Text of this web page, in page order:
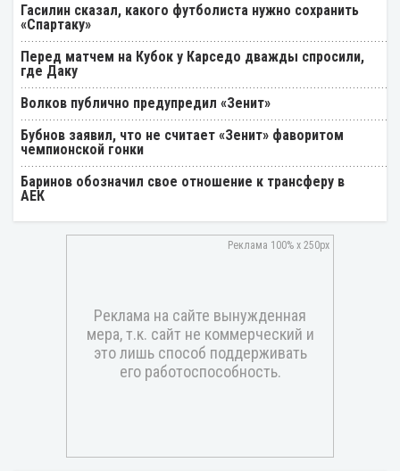
Гасилин сказал, какого футболиста нужно сохранить
«Спартаку»
Перед матчем на Кубок у Карседо дважды спросили,
где Даку
Волков публично предупредил «Зенит»
Бубнов заявил, что не считает «Зенит» фаворитом
чемпионской гонки
Баринов обозначил свое отношение к трансферу в
АЕК